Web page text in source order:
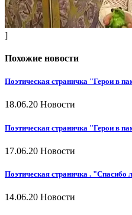
]
Похожие новости
Поэтическая страничка "Герои в
18.06.20 Новости
Поэтическая страничка "Герои в
17.06.20 Новости
Поэтическая страничка .
14.06.20 Новости